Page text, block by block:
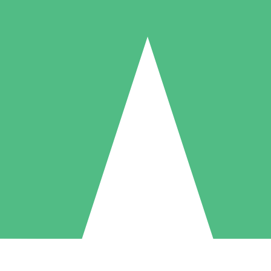
Individuella Kreditpaket
per användning med nedladdningskrediter. Inget månatligt åtagande
5 Nedladdningar
US$